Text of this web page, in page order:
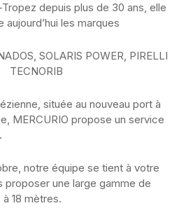
depuis plus de 30 ans, elle
aujourd’hui les marques
SOLARIS POWER, PIRELLI
TECNORIB
située au nouveau port à
MERCURIO propose un service
notre équipe se tient à votre
proposer une large gamme de
18 mètres.